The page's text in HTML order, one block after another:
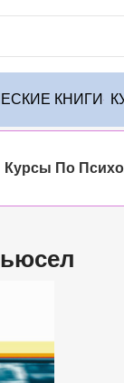
КНИГИ
Курсы По